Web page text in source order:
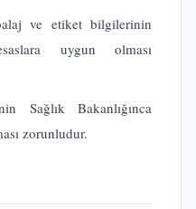
ve etiket bilgilerinin
uygun olması
Sağlık Bakanlığınca
zorunludur.